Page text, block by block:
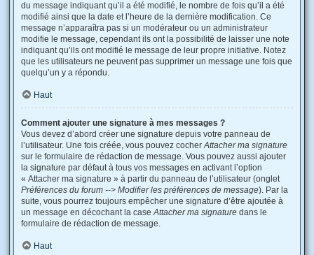
du message indiquant qu’il a été modifié, le nombre de fois qu’il a été
modifié ainsi que la date et l’heure de la dernière modification. Ce
message n’apparaîtra pas si un modérateur ou un administrateur
modifie le message, cependant ils ont la possibilité de laisser une note
indiquant qu’ils ont modifié le message de leur propre initiative. Notez
que les utilisateurs ne peuvent pas supprimer un message une fois que
quelqu’un y a répondu.
Haut
Comment ajouter une signature à mes messages ?
Vous devez d’abord créer une signature depuis votre panneau de
l’utilisateur. Une fois créée, vous pouvez cocherAttacher ma signature
sur le formulaire de rédaction de message. Vous pouvez aussi ajouter
la signature par défaut à tous vos messages en activant l’option
« Attacher ma signature » à partir du panneau de l’utilisateur (onglet
Préférences du forum --> Modifier les préférences de message). Par la
suite, vous pourrez toujours empêcher une signature d’être ajoutée à
un message en décochant la caseAttacher ma signature dans le
formulaire de rédaction de message.
Haut